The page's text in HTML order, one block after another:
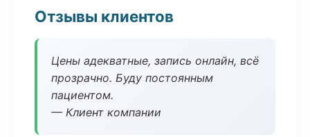
Отзывы клиентов
Цены адекватные, запись онлайн, всё
прозрачно. Буду постоянным
пациентом.
— Клиент компании